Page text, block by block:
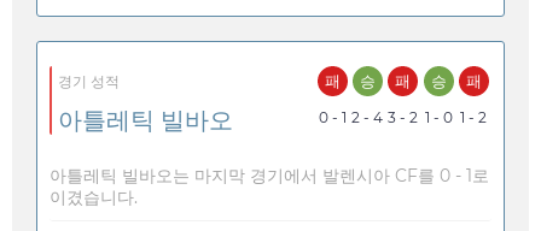
경기 성적
아틀레틱 빌바오
패
0 - 1
승
2 - 4
패
3 - 2
승
1 - 0
패
1 - 2
아틀레틱 빌바오는 마지막 경기에서 발렌시아 CF를 0 - 1로
이겼습니다.